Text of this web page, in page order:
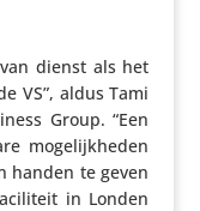
dienst als het
VS”, aldus Tami
Group. “Een
moge­lijk­heden
handen te geven
in Londen